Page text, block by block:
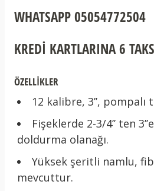
WHATSAPP 05054772504
KREDİ KARTLARINA 6
ÖZELLİKLER
12 kalibre, 3’’, pompalı
Fişeklerde 2-3/4’’ ten
doldurma olanağı.
Yüksek şeritli namlu,
mevcuttur.